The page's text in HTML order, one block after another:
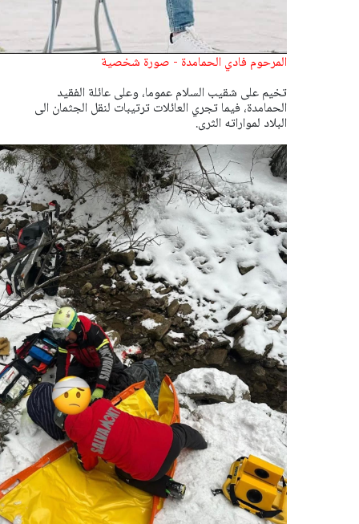
المرحوم فادي الحمامدة - صورة شخصية
تخيم على شقيب السلام عموما، وعلى عائلة الفقيد
الحمامدة، فيما تجري العائلات ترتيبات لنقل الجثمان الى
البلاد لمواراته الثرى.